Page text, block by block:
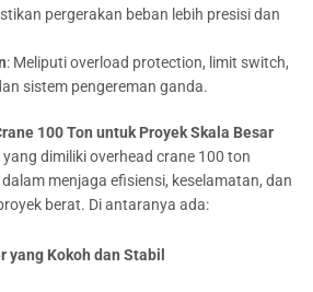
pergerakan beban lebih presisi dan
: Meliputi overload protection, limit switch,
sistem pengereman ganda.
100 Ton untuk Proyek Skala Besar
dimiliki overhead crane 100 ton
menjaga efisiensi, keselamatan, dan
berat. Di antaranya ada:
yang Kokoh dan Stabil